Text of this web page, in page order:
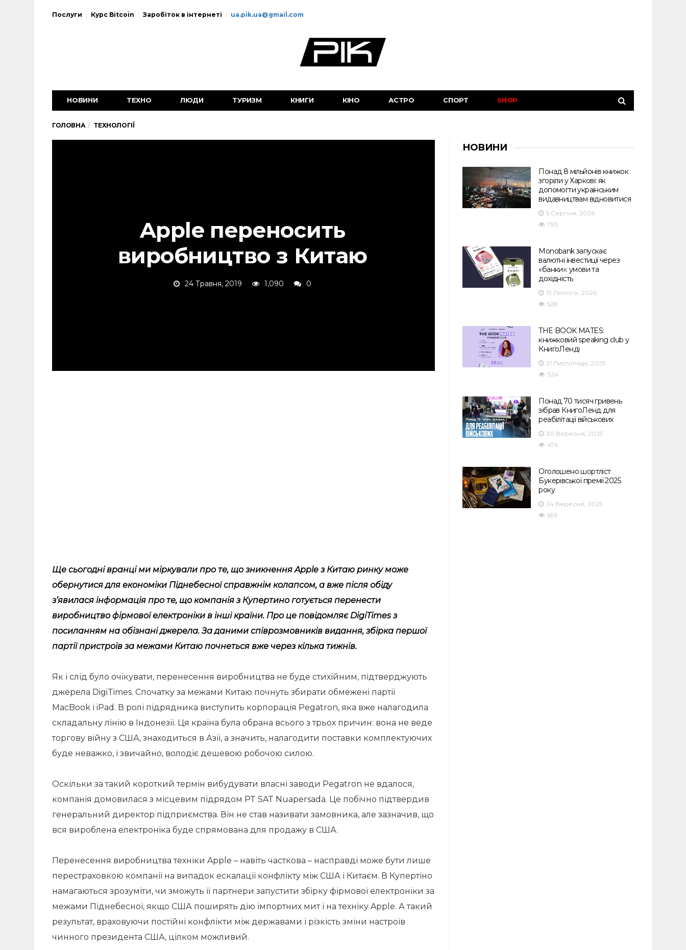
Послуги Курс Bitcoin Заробіток в інтернеті ua.pik.ua@gmail.com
НОВИНИ ТЕХНО ЛЮДИ ТУРИЗМ КНИГИ КІНО АСТРО СПОРТ SHOP
ГОЛОВНА ТЕХНОЛОГІЇ
Apple переносить
виробництво з Китаю
24 Травня, 2019 1,090 0
Ще сьогодні вранці ми міркували про те, що зникнення Apple з Китаю ринку може
обернутися для економіки Піднебесної справжнім колапсом, а вже після обіду
з’явилася інформація про те, що компанія з Купертино готується перенести
виробництво фірмової електроніки в інші країни. Про це повідомляє DigiTimes з
посиланням на обізнані джерела. За даними співрозмовників видання, збірка першої
партії пристроїв за межами Китаю почнеться вже через кілька тижнів.
Як і слід було очікувати, перенесення виробництва не буде стихійним, підтверджують
джерела DigiTimes. Спочатку за межами Китаю почнуть збирати обмежені партії
MacBook і iPad. В ролі підрядника виступить корпорація Pegatron, яка вже налагодила
складальну лінію в Індонезії. Ця країна була обрана всього з трьох причин: вона не веде
торгову війну з США, знаходиться в Азії, а значить, налагодити поставки комплектуючих
буде неважко, і звичайно, володіє дешевою робочою силою.
Оскільки за такий короткий термін вибудувати власні заводи Pegatron не вдалося,
компанія домовилася з місцевим підрядом PT SAT Nuapersada. Це побічно підтвердив
генеральний директор підприємства. Він не став називати замовника, але зазначив, що
вся вироблена електроніка буде спрямована для продажу в США.
Перенесення виробництва техніки Apple – навіть часткова – насправді може бути лише
перестраховкою компанії на випадок ескалації конфлікту між США і Китаєм. В Купертіно
намагаються зрозуміти, чи зможуть її партнери запустити збірку фірмової електроніки за
межами Піднебесної, якщо США поширять дію імпортних мит і на техніку Apple. А такий
результат, враховуючи постійні конфлікти між державами і різкість зміни настроїв
чинного президента США, цілком можливий.
НОВИНИ
Понад 8 мільйонів книжок
згоріли у Харкові: як
допомогти українським
видавництвам відновитися
5 Серпня, 2026
793
Monobank запускає
валютні інвестиції через
«банки»: умови та
дохідність
13 Лютого, 2026
528
THE BOOK MATES:
книжковий speaking club у
КнигоЛенді
21 Листопада, 2025
324
Понад 70 тисяч гривень
зібрав КнигоЛенд для
реабілітації військових
30 Вересня, 2025
476
Оголошено шортліст
Букерівської премії 2025
року
24 Вересня, 2025
699